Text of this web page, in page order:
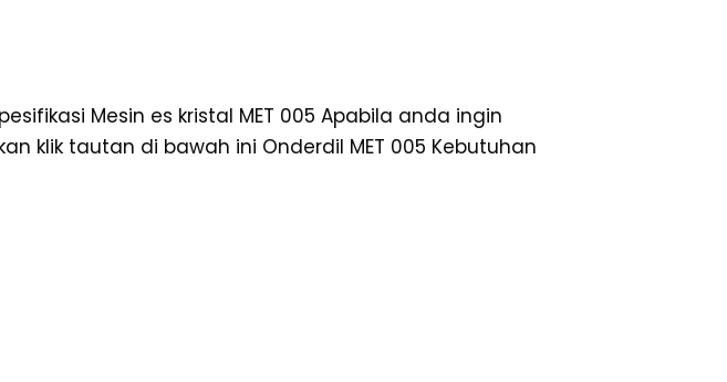
Mesin es kristal MET 005 Apabila anda ingin
klik tautan di bawah ini Onderdil MET 005 Kebutuhan